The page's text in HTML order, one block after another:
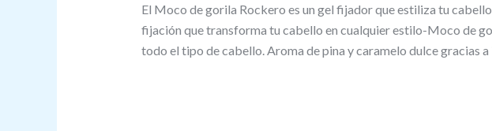
El Moco de gorila Rockero es un gel fijador que estiliza tu
fijación que transforma tu cabello en cualquier estilo-Moco de
todo el tipo de cabello. Aroma de pina y caramelo dulce gracias